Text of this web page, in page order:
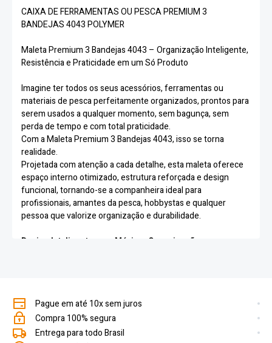
CAIXA DE FERRAMENTAS OU PESCA PREMIUM 3
BANDEJAS 4043 POLYMER
Maleta Premium 3 Bandejas 4043 – Organização Inteligente,
Resistência e Praticidade em um Só Produto
Imagine ter todos os seus acessórios, ferramentas ou
materiais de pesca perfeitamente organizados, prontos para
serem usados a qualquer momento, sem bagunça, sem
perda de tempo e com total praticidade.
Com a Maleta Premium 3 Bandejas 4043, isso se torna
realidade.
Projetada com atenção a cada detalhe, esta maleta oferece
espaço interno otimizado, estrutura reforçada e design
funcional, tornando-se a companheira ideal para
profissionais, amantes da pesca, hobbystas e qualquer
pessoa que valorize organização e durabilidade.
Design Inteligente para Máxima Organização
Cada bandeja possui compartimentos ideais para organizar
desde pequenos parafusos e chaves de precisão até anzóis,
iscas ou acessórios delicados.
Pague em até 10x sem juros
Compra 100% segura
Entrega para todo Brasil